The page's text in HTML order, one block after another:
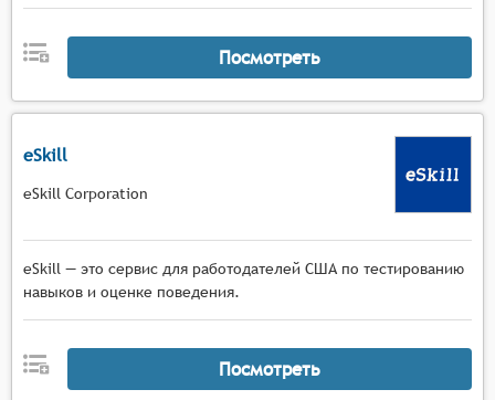
Посмотреть
eSkill
eSkill Corporation
eSkill — это сервис для работодателей США по тестированию
навыков и оценке поведения.
Посмотреть